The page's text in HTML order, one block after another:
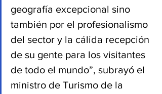
geografía excepcional sino
también por el profesionalismo
del sector y la cálida recepción
de su gente para los visitantes
de todo el mundo”, subrayó el
ministro de Turismo de la